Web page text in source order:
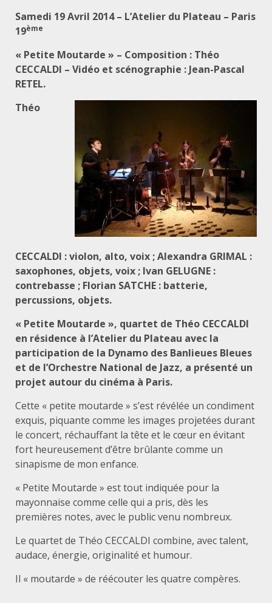
Samedi 19 Avril 2014 – L’Atelier du Plateau – Paris
19ème
« Petite Moutarde » – Composition : Théo
CECCALDI – Vidéo et scénographie : Jean-Pascal
RETEL.
Théo
CECCALDI : violon, alto, voix ; Alexandra GRIMAL :
saxophones, objets, voix ; Ivan GELUGNE :
contrebasse ; Florian SATCHE : batterie,
percussions, objets.
« Petite Moutarde », quartet de Théo CECCALDI
en résidence à l’Atelier du Plateau avec la
participation de la Dynamo des Banlieues Bleues
et de l’Orchestre National de Jazz, a présenté un
projet autour du cinéma à Paris.
Cette « petite moutarde » s’est révélée un condiment
exquis, piquante comme les images projetées durant
le concert, réchauffant la tête et le cœur en évitant
fort heureusement d’être brûlante comme un
sinapisme de mon enfance.
« Petite Moutarde » est tout indiquée pour la
mayonnaise comme celle qui a pris, dès les
premières notes, avec le public venu nombreux.
Le quartet de Théo CECCALDI combine, avec talent,
audace, énergie, originalité et humour.
Il « moutarde » de réécouter les quatre compères.